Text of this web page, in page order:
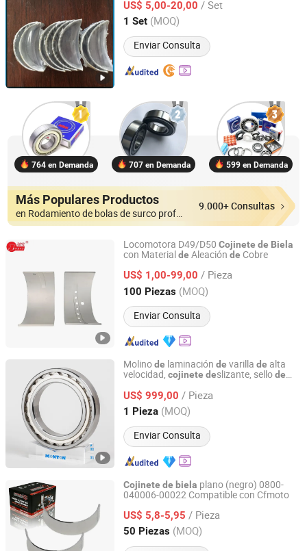
US$ 5,00-20,00 / Set
1 Set (MOQ)
Enviar Consulta
Shandong, China Desde 2017
764 en Demanda 707 en Demanda 599 en Demanda
Más Populares Productos
en Rodamiento de bolas de surco profundo
9.000+ Consultas
Locomotora D49/D50 Cojinete de Biela
con Materialde Aleación de Cobre
US$ 1,00-99,00 / Pieza
100 Piezas (MOQ)
Enviar Consulta
SHIJIAZHUANG WUXING ENGINE PARTS CO., LTD.
Hebei, China Desde 2021
Molinode laminación de varilla de alta
velocidad, cojinete deslizante, sellode
Sendzimir, buje deresorte, rodillo
carbotoroidal
US$ 999,00 / Pieza
1 Pieza (MOQ)
Enviar Consulta
Luoyang Monton Bearing Science & Technology Co., Ltd.
Henan, China Desde 2023
Cojinete de biela plano (negro) 0800-
040006-00022 Compatible con Cfmoto
US$ 5,8-5,95 / Pieza
50 Piezas (MOQ)
Jinhua Sunway Imp. and Exp. Co., Ltd.
Zhejiang, China Desde 2025